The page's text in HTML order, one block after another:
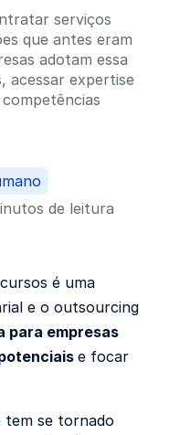
serviços
que antes eram
adotam essa
acessar expertise
de leitura
é uma
e o outsourcing
para empresas
e focar
tem se tornado